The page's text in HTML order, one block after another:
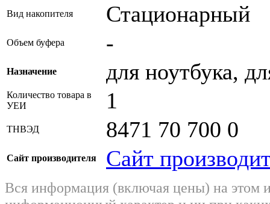
Вид накопителя Стационарный
Объем буфера -
Назначение для ноутбука,
Количество товара в
УЕИ
1
ТНВЭД 8471 70 700 0
Сайт производителя Сайт
Вся информация (включая цены) на этом